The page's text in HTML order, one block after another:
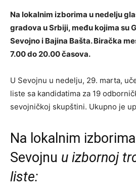
Na lokalnim izborima u nedelju
gradova u Srbiji, među kojima su
Sevojno i Bajina Bašta. Biračka
7.00 do 20.00 časova.
U Sevojnu u nedelju, 29. marta,
liste sa kandidatima za 19
sevojničkoj skupštini. Ukupno je
Na lokalnim
Sevojnu u izbornoj
liste: